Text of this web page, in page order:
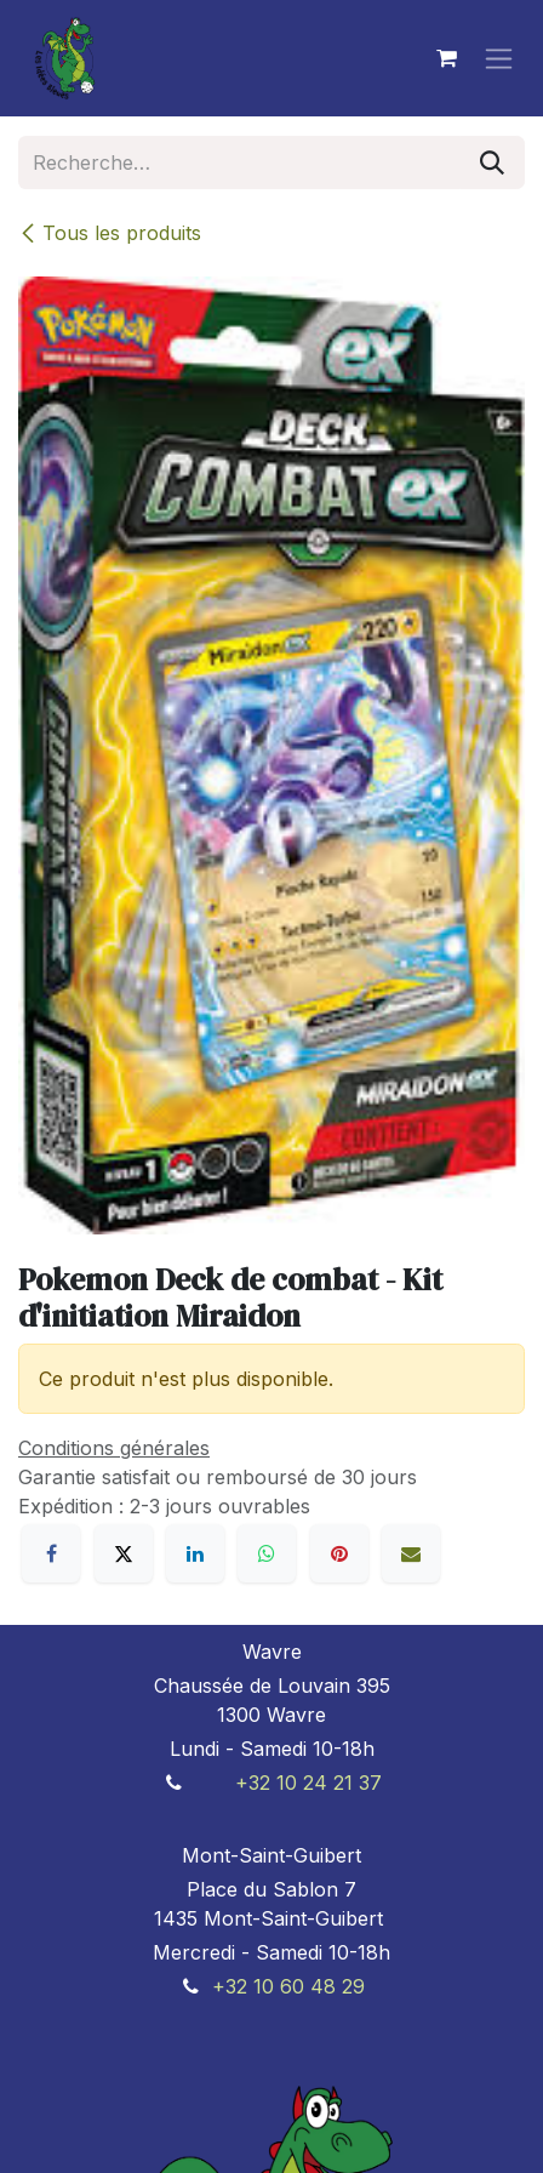
Se rendre au contenu
Tous les produits
Pokemon Deck de combat - Kit
d'initiation Miraidon
Ce produit n'est plus disponible.
Conditions générales
Garantie satisfait ou remboursé de 30 jours
Expédition : 2-3 jours ouvrables
Wavre
Chaussée de Louvain 395
1300 Wavre
Lundi - Samedi 10-18h
+32 10 24 21 37
Mont-Saint-Guibert
Place du Sablon 7
1435 Mont-Saint-Guibert
Mercredi - Samedi 10-18h
+32 10 60 48 29